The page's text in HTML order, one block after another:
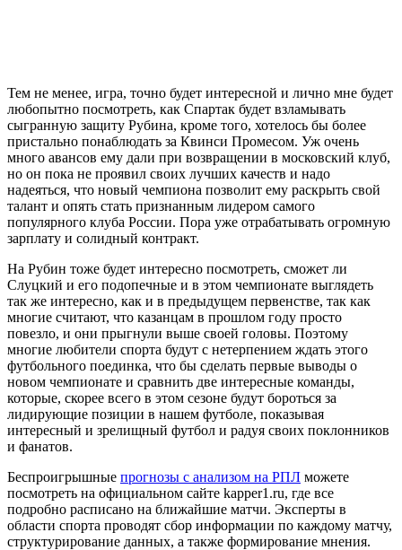
Тем не менее, игра, точно будет интересной и лично мне будет
любопытно посмотреть, как Спартак будет взламывать
сыгранную защиту Рубина, кроме того, хотелось бы более
пристально понаблюдать за Квинси Промесом. Уж очень
много авансов ему дали при возвращении в московский клуб,
но он пока не проявил своих лучших качеств и надо
надеяться, что новый чемпиона позволит ему раскрыть свой
талант и опять стать признанным лидером самого
популярного клуба России. Пора уже отрабатывать огромную
зарплату и солидный контракт.
На Рубин тоже будет интересно посмотреть, сможет ли
Слуцкий и его подопечные и в этом чемпионате выглядеть
так же интересно, как и в предыдущем первенстве, так как
многие считают, что казанцам в прошлом году просто
повезло, и они прыгнули выше своей головы. Поэтому
многие любители спорта будут с нетерпением ждать этого
футбольного поединка, что бы сделать первые выводы о
новом чемпионате и сравнить две интересные команды,
которые, скорее всего в этом сезоне будут бороться за
лидирующие позиции в нашем футболе, показывая
интересный и зрелищный футбол и радуя своих поклонников
и фанатов.
Беспроигрышные прогнозы с анализом на РПЛ можете
посмотреть на официальном сайте kapper1.ru, где все
подробно расписано на ближайшие матчи. Эксперты в
области спорта проводят сбор информации по каждому матчу,
структурирование данных, а также формирование мнения.